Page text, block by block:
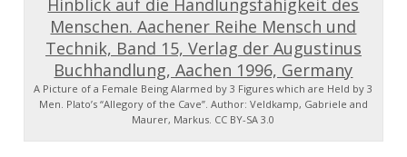
A Picture of a Female Being Alarmed by 3 Figures which are Held by 3
Men. Plato’s “Allegory of the Cave”. Author: Veldkamp, Gabriele and
Maurer, Markus. CC BY-SA 3.0